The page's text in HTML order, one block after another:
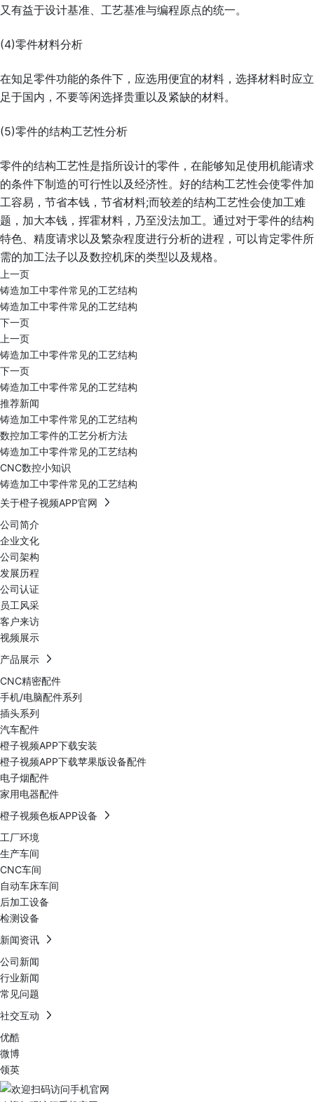
又有益于设计基准、工艺基准与编程原点的统一。
(4)零件材料分析
在知足零件功能的条件下，应选用便宜的材料，选择材料时应立
足于国内，不要等闲选择贵重以及紧缺的材料。
(5)零件的结构工艺性分析
零件的结构工艺性是指所设计的零件，在能够知足使用机能请求
的条件下制造的可行性以及经济性。好的结构工艺性会使零件加
工容易，节省本钱，节省材料;而较差的结构工艺性会使加工难
题，加大本钱，挥霍材料，乃至没法加工。通过对于零件的结构
特色、精度请求以及繁杂程度进行分析的进程，可以肯定零件所
需的加工法子以及数控机床的类型以及规格。
上一页
铸造加工中零件常见的工艺结构
铸造加工中零件常见的工艺结构
下一页
上一页
铸造加工中零件常见的工艺结构
下一页
铸造加工中零件常见的工艺结构
推荐新闻
铸造加工中零件常见的工艺结构
数控加工零件的工艺分析方法
铸造加工中零件常见的工艺结构
CNC数控小知识
铸造加工中零件常见的工艺结构
关于橙子视频APP官网
公司简介
企业文化
公司架构
发展历程
公司认证
员工风采
客户来访
视频展示
产品展示
CNC精密配件
手机/电脑配件系列
插头系列
汽车配件
橙子视频APP下载安装
橙子视频APP下载苹果版设备配件
电子烟配件
家用电器配件
橙子视频色板APP设备
工厂环境
生产车间
CNC车间
自动车床车间
后加工设备
检测设备
新闻资讯
公司新闻
行业新闻
常见问题
社交互动
优酷
微博
领英